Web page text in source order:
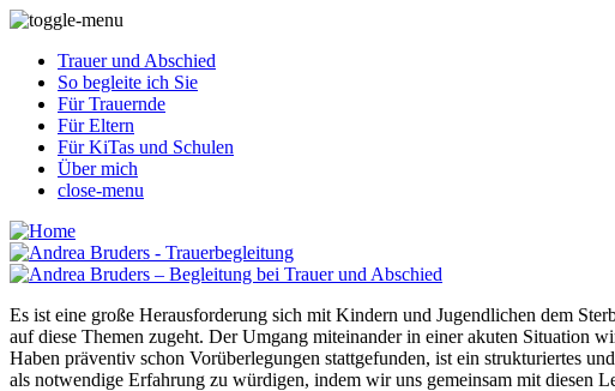
Trauer und Abschied
So begleite ich Sie
Für Trauernde
Für Eltern
Für KiTas und Schulen
Über mich
close-menu
Es ist eine große Herausforderung sich mit Kindern und Jugendlichen dem
auf diese Themen zugeht. Der Umgang miteinander in einer akuten Situation
Haben präventiv schon Vorüberlegungen stattgefunden, ist ein strukturiertes
als notwendige Erfahrung zu würdigen, indem wir uns gemeinsam mit diesen